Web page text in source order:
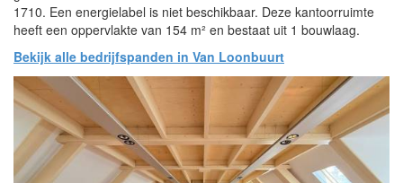
1710. Een energielabel is niet beschikbaar. Deze kantoorruimte
heeft een oppervlakte van 154 m² en bestaat uit 1 bouwlaag.
Bekijk alle bedrijfspanden in Van Loonbuurt